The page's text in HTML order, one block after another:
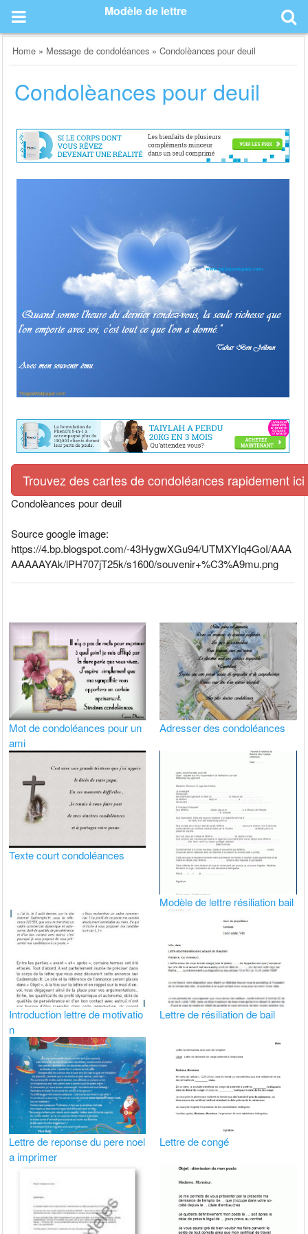
content
Modèle de lettre
Home » Message de condoléances »Condolèances pour deuil
Condolèances pour deuil
Trouvez des cartes de condoléances rapidement ici
Condolèances pour deuil
Source google image:
https://4.bp.blogspot.com/-43HygwXGu94/UTMXYIq4GoI/AAA
AAAAAYAk/lPH707jT25k/s1600/souvenir+%C3%A9mu.png
Mot de condoléances pour un
ami
Adresser des condoléances
Texte court condoléances
Modèle de lettre résiliation bail
Introduction lettre de motivatio
n
Lettre de résiliation de bail
Lettre de reponse du pere noel
a imprimer
Lettre de congé